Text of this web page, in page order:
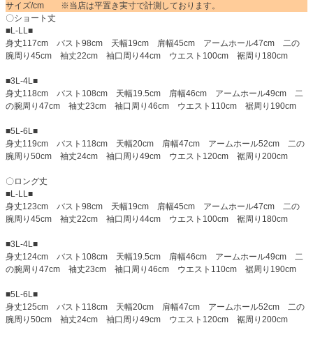
サイズ/cm ※当店は平置き実寸で計測しております。
〇ショート丈
■L-LL■
身丈117cm バスト98cm 天幅19cm 肩幅45cm アームホール47cm 二の
腕周り45cm 袖丈22cm 袖口周り44cm ウエスト100cm 裾周り180cm
■3L-4L■
身丈118cm バスト108cm 天幅19.5cm 肩幅46cm アームホール49cm 二
の腕周り47cm 袖丈23cm 袖口周り46cm ウエスト110cm 裾周り190cm
■5L-6L■
身丈119cm バスト118cm 天幅20cm 肩幅47cm アームホール52cm 二の
腕周り50cm 袖丈24cm 袖口周り49cm ウエスト120cm 裾周り200cm
〇ロング丈
■L-LL■
身丈123cm バスト98cm 天幅19cm 肩幅45cm アームホール47cm 二の
腕周り45cm 袖丈22cm 袖口周り44cm ウエスト100cm 裾周り180cm
■3L-4L■
身丈124cm バスト108cm 天幅19.5cm 肩幅46cm アームホール49cm 二
の腕周り47cm 袖丈23cm 袖口周り46cm ウエスト110cm 裾周り190cm
■5L-6L■
身丈125cm バスト118cm 天幅20cm 肩幅47cm アームホール52cm 二の
腕周り50cm 袖丈24cm 袖口周り49cm ウエスト120cm 裾周り200cm